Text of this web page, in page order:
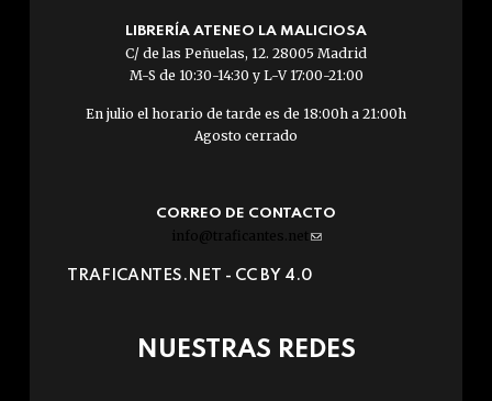
LIBRERÍA ATENEO LA MALICIOSA
C/ de las Peñuelas, 12. 28005 Madrid
M-S de 10:30-14:30 y L-V 17:00-21:00
En julio el horario de tarde es de 18:00h a 21:00h
Agosto cerrado
CORREO DE CONTACTO
info@traficantes.net (link
e-
TRAFICANTES.NET - CC BY 4.0
NUESTRAS REDES